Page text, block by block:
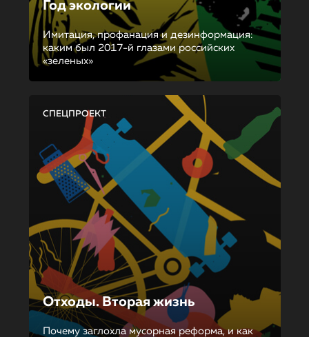
Год экологии
Имитация, профанация и дезинформация:
каким был 2017-й глазами российских
«зеленых»
СПЕЦПРОЕКТ
Отходы. Вторая жизнь
Почему заглохла мусорная реформа, и как